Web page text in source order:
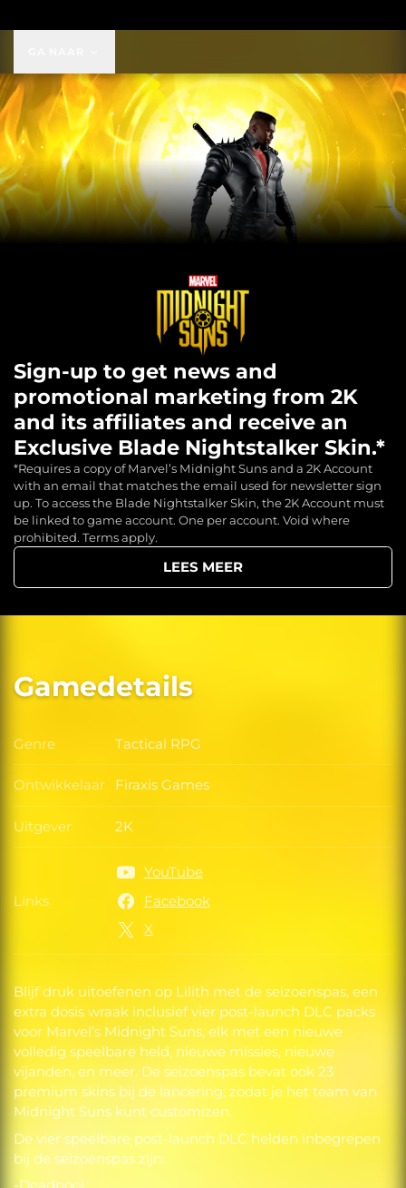
Sign-up to get news and
promotional marketing from 2K
and its affiliates and receive an
Exclusive Blade Nightstalker Skin.*
*Requires a copy of Marvel’s Midnight Suns and a 2K Account
with an email that matches the email used for newsletter sign
up. To access the Blade Nightstalker Skin, the 2K Account must
be linked to game account. One per account. Void where
prohibited. Terms apply.
LEES MEER
Gamedetails
Blijf druk uitoefenen op Lilith met de seizoenspas, een
extra dosis wraak inclusief vier post-launch DLC packs
voor Marvel’s Midnight Suns, elk met een nieuwe
volledig speelbare held, nieuwe missies, nieuwe
vijanden, en meer. De seizoenspas bevat ook 23
premium skins bij de lancering, zodat je het team van
Midnight Suns kunt customizen.
De vier speelbare post-launch DLC helden inbegrepen
bij de seizoenspas zijn:
Genre Genre
Tactical RPG
Ontwikkelaar Ontwikkelaar
Firaxis Games
Uitgever Uitgever
2K
Links Links
YouTube
Facebook
X